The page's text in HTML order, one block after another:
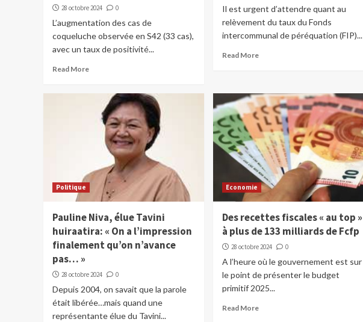
28 octobre 2024 0
L’augmentation des cas de
coqueluche observée en S42 (33 cas),
avec un taux de positivité...
Read More
Il est urgent d’attendre quant au
relèvement du taux du Fonds
intercommunal de péréquation (FIP)...
Read More
Politique
Pauline Niva, élue Tavini
huiraatira: « On a l’impression
finalement qu’on n’avance
pas… »
28 octobre 2024 0
Depuis 2004, on savait que la parole
était libérée…mais quand une
représentante élue du Tavini...
Economie
Des recettes fiscales « au top »
à plus de 133 milliards de Fcfp
28 octobre 2024 0
A l’heure où le gouvernement est sur
le point de présenter le budget
primitif 2025...
Read More